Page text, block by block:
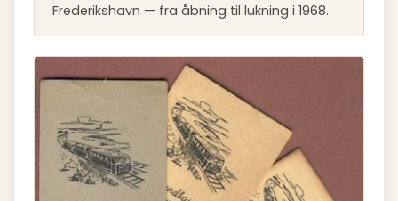
Frederikshavn — fra åbning til lukning i 1968.